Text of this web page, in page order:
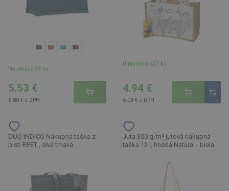
Na sklade 99 ks
5.53 €
6.80 € s DPH
U partnera 437 ks
4.94 €
6.08 € s DPH
DUO INDICO Nákupná taška z
plsti RPET , sivá tmavá
Juta 300 g/m² jutová nákupná
taška 12 l, hnedá Natural - biela